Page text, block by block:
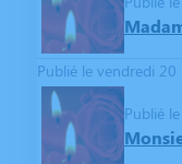
Publié le vendredi
Publié